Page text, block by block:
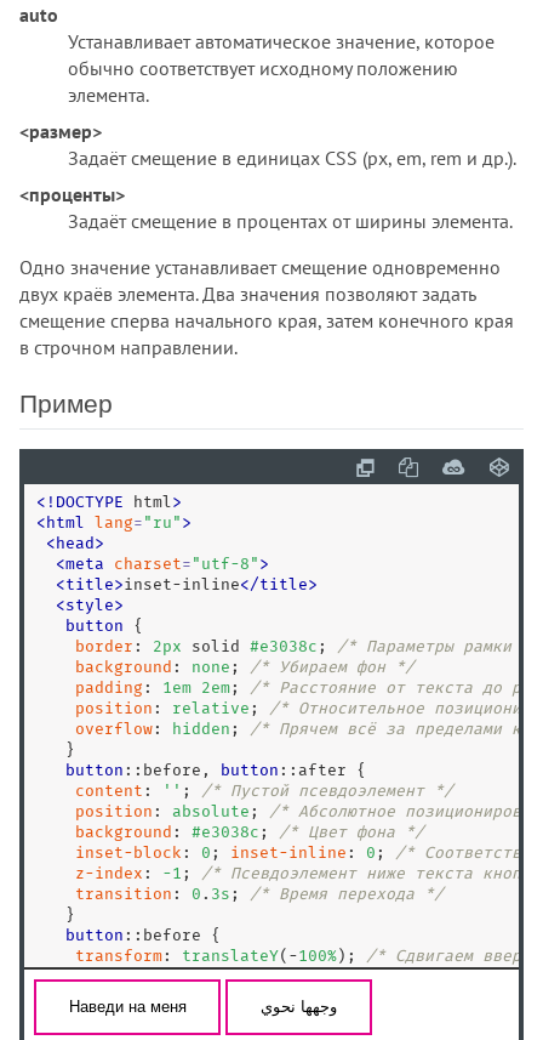
auto
Устанавливает автоматическое значение, которое
обычно соответствует исходному положению
элемента.
<размер>
Задаёт смещение в единицах CSS (px, em, rem и др.).
<проценты>
Задаёт смещение в процентах от ширины элемента.
Одно значение устанавливает смещение одновременно
двух краёв элемента. Два значения позволяют задать
смещение сперва начального края, затем конечного края
в строчном направлении.
Пример
< ! DOCTYPE html >
< html lang= " ru " >
< head >
<meta charset= " utf-8 " >
<title>inset-inline</title>
<style>
button {
border : 2px solid #e3038c ;
/* Параметры рамки */
background : none ;
/* Убираем фон */
padding : 1 em 2em;
/* Расстояние от текста до
position : relative ;
/* Относительное
overflow : hidden ;
/* Прячем всё за пределами
   }
button : :before , button : :after {
content : '' ;
/* Пустой псевдоэлемент */
position : absolute ;
/* Абсолютное
background : #e3038c ;
/* Цвет фона */
inset-block : 0 ; inset-inline : 0 ;
/*
z-index : -1 ;
/* Псевдоэлемент ниже текста
transition : 0 . 3s ;
/* Время перехода */
   }
button : :before {
transform : translateY(-100%);
/* Сдвигаем
   }
button
transform: translateY(100%);
border-top-width
border-width
bottom
box-shadow
box-sizing
caption-side
caret-color
clear
clip
clip-path
color
color-scheme
column-count
column-gap
column-rule
column-rule-color
column-rule-style
column-rule-width
column-span
column-width
columns
content
content-visibility
counter-increment
counter-reset
cursor
direction
display
empty-cells
filter